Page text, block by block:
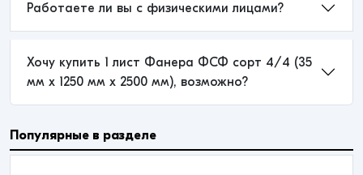
Работаете ли вы с физическими лицами?
Хочу купить 1 лист Фанера ФСФ сорт 4/4 (35
мм x 1250 мм x 2500 мм), возможно?
Популярные в разделе